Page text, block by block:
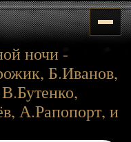
ночи -
Б.Иванов,
А.Рапопорт, и